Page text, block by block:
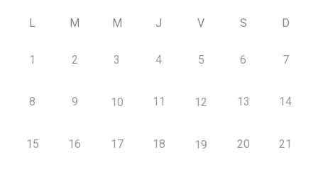
L M M J V S D
1 2 3 4 5 6 7
8 9 10 11 12 13 14
15 16 17 18 19 20 21